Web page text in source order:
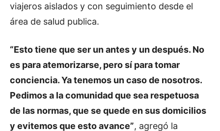
viajeros aislados y con seguimiento desde el
área de salud publica.
“Esto tiene que ser un antes y un después. No
es para atemorizarse, pero sí para tomar
conciencia. Ya tenemos un caso de nosotros.
Pedimos a la comunidad que sea respetuosa
de las normas, que se quede en sus domicilios
y evitemos que esto avance”, agregó la